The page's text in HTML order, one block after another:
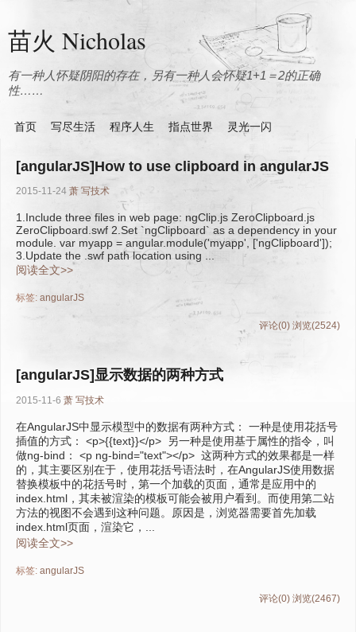
苗火 Nicholas
有一种人怀疑阴阳的存在，另有一种人会怀疑1+1＝2的正确
性……
首页 写尽生活 程序人生 指点世界 灵光一闪
[angularJS]How to use clipboard in angularJS
2015-11-24 萧 写技术
1.Include three files in web page: ngClip.js ZeroClipboard.js
ZeroClipboard.swf 2.Set `ngClipboard` as a dependency in your
module. var myapp = angular.module('myapp', ['ngClipboard']);
3.Update the .swf path location using ...
阅读全文>>
标签: angularJS
评论(0) 浏览(2524)
[angularJS]显示数据的两种方式
2015-11-6 萧 写技术
在AngularJS中显示模型中的数据有两种方式： 一种是使用花括号
插值的方式： <p>{{text}}</p> 另一种是使用基于属性的指令，叫
做ng-bind： <p ng-bind="text"></p> 这两种方式的效果都是一样
的，其主要区别在于，使用花括号语法时，在AngularJS使用数据
替换模板中的花括号时，第一个加载的页面，通常是应用中的
index.html，其未被渲染的模板可能会被用户看到。而使用第二站
方法的视图不会遇到这种问题。原因是，浏览器需要首先加载
index.html页面，渲染它，...
阅读全文>>
标签: angularJS
评论(0) 浏览(2467)